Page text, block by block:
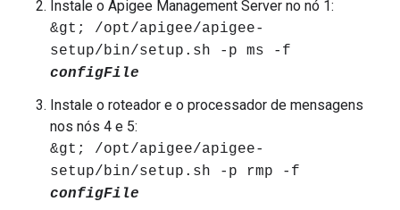
Instale o Apigee Management Server no nó 1:
&gt; /opt/apigee/apigee-
setup/bin/setup.sh -p ms -f
configFile
Instale o roteador e o processador de mensagens
nos nós 4 e 5:
&gt; /opt/apigee/apigee-
setup/bin/setup.sh -p rmp -f
configFile